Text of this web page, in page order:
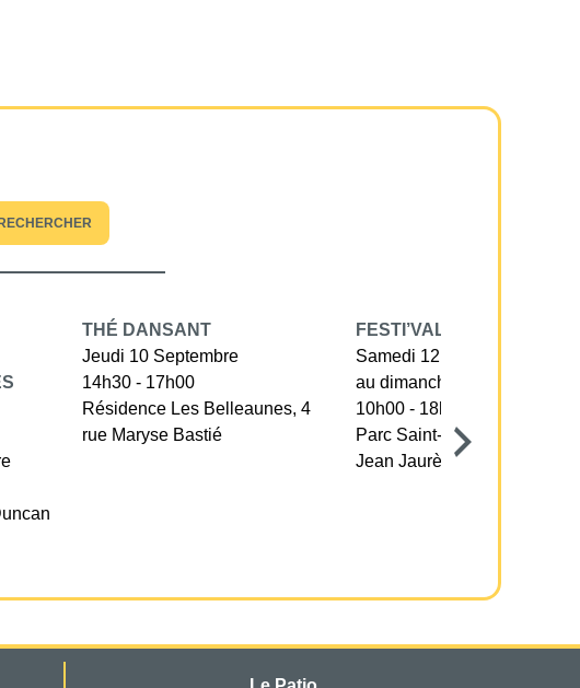
RECHERCHER
THÉ DANSANT
Jeudi 10 Septembre
14h30 - 17h00
Résidence Les Belleaunes, 4
rue Maryse Bastié
FESTI’VALLÉE
Samedi 12 Septembre
au dimanche 13 septembre
10h00 - 18h30
Parc Saint-Nicolas, avenue
Jean Jaurès